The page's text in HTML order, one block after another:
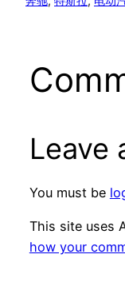
Leave
You must be
This site uses
how your